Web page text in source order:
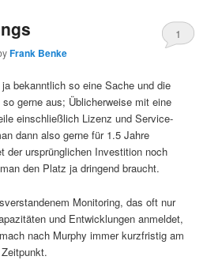
Frank Benke
1
bekanntlich so eine Sache und die
gerne aus; Üblicherweise mit eine
einschließlich Lizenz und Service-
dann also gerne für 1.5 Jahre
der ursprünglichen Investition noch
den Platz ja dringend braucht.
Monitoring, das oft nur
und Entwicklungen anmeldet,
nach Murphy immer kurzfristig am